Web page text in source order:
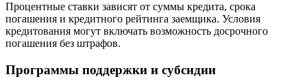
Процентные ставки зависят от суммы кредита, срока
погашения и кредитного рейтинга заемщика. Условия
кредитования могут включать возможность досрочного
погашения без штрафов.
Программы поддержки и субсидии